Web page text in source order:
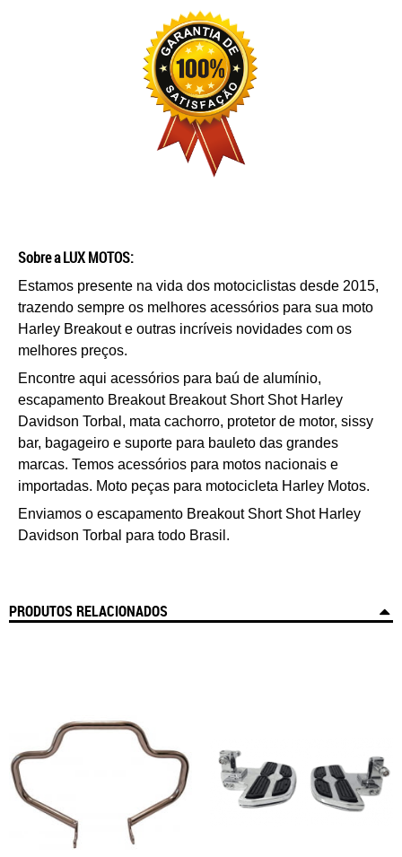
Sobre a LUX MOTOS:
Estamos presente na vida dos motociclistas desde 2015,
trazendo sempre os melhores acessórios para sua moto
Harley Breakout e outras incríveis novidades com os
melhores preços.
Encontre aqui acessórios para baú de alumínio,
escapamento Breakout Breakout Short ShotHarley
Davidson Torbal , mata cachorro, protetor de motor, sissy
bar, bagageiro e suporte para bauleto das grandes
marcas. Temos acessórios para motos nacionais e
importadas. Moto peças para motocicleta Harley Motos.
Enviamos o escapamento Breakout Short ShotHarley
Davidson Torbal para todo Brasil.
PRODUTOS RELACIONADOS